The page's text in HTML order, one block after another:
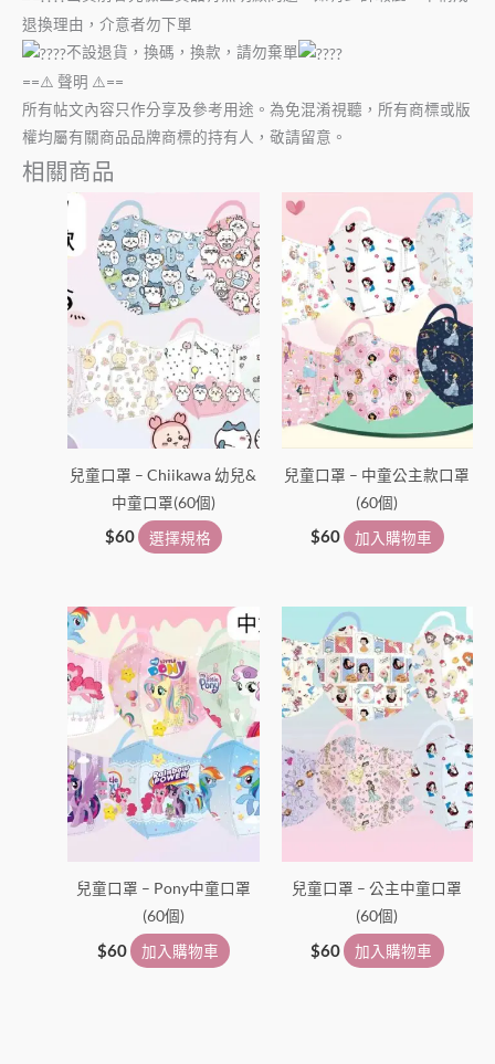
退換理由，介意者勿下單
不設退貨，換碼，換款，請勿棄單
==⚠️ 聲明 ⚠️==
所有帖文內容只作分享及參考用途。為免混淆視聽，所有商標或版
權均屬有關商品品牌商標的持有人，敬請留意。
相關商品
兒童口罩 – Chiikawa 幼兒&
中童口罩(60個)
$60 選擇規格
此
產
品
有
多
種
款
式。
可
在
產
頁
擇
選
項
兒童口罩 – 中童公主款口罩
(60個)
$60 加入購物車
兒童口罩 – Pony中童口罩
(60個)
$60 加入購物車
兒童口罩 – 公主中童口罩
(60個)
$60 加入購物車